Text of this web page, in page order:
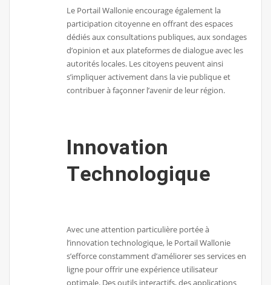
Le Portail Wallonie encourage également la
participation citoyenne en offrant des espaces
dédiés aux consultations publiques, aux sondages
d’opinion et aux plateformes de dialogue avec les
autorités locales. Les citoyens peuvent ainsi
s’impliquer activement dans la vie publique et
contribuer à façonner l’avenir de leur région.
Innovation
Technologique
Avec une attention particulière portée à
l’innovation technologique, le Portail Wallonie
s’efforce constamment d’améliorer ses services en
ligne pour offrir une expérience utilisateur
optimale. Des outils interactifs, des applications